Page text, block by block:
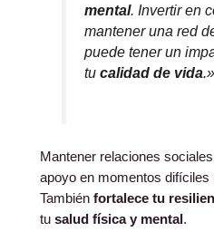
mental. Invertir en
mantener una red
puede tener un
tucalidad de vida.»
Mantener relaciones
apoyo en momentos difíciles
También fortalece tu
tu salud física y mental.